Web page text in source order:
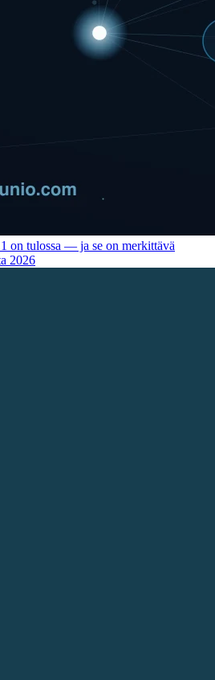
on tulossa — ja se on merkittävä
2026